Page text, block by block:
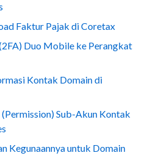
Faktur Pajak di Coretax
Duo Mobile ke Perangkat
Kontak Domain di
Sub-Akun Kontak
Kegunaannya untuk Domain